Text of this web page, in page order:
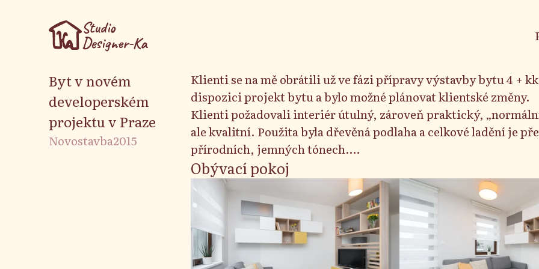
Studio
Designer-Ka
Byt v novém
developerském
projektu v Praze
Novostavba2015
Klienti se na mě obrátili už ve fázi přípravy výstavby bytu 4 +
dispozici projekt bytu a bylo možné plánovat klientské změny.
Klienti požadovali interiér útulný, zároveň praktický,
ale kvalitní. Použita byla dřevěná podlaha a celkové ladění je
přírodních, jemných tónech.
Největším oříškem zřejmě byl obývací pokoj, který se po malé
dispozice v neprospěch kuchyně a OP, zmenšil a na šířku bylo
pouze asi 260 cm. Z tohoto důvodu bylo vybráno poněkud
umístění stěny s knihovnou a televizí kolmo uprostřed
OP. Ze stejného důvodu byla snaha stejným nábytkem propojit
částí předsíně, kde se nachází další knihovna komoda ve
Obývací pokoj